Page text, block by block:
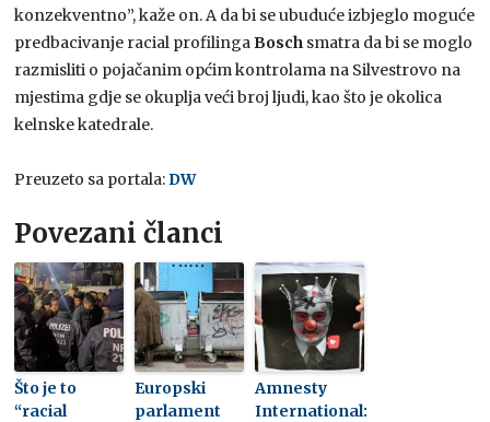
konzekventno”, kaže on. A da bi se ubuduće izbjeglo moguće
predbacivanje racial profilingaBosch smatra da bi se moglo
razmisliti o pojačanim općim kontrolama na Silvestrovo na
mjestima gdje se okuplja veći broj ljudi, kao što je okolica
kelnske katedrale.
Preuzeto sa portala:DW
Povezani članci
Što je to
“racial
Europski
parlament
Amnesty
International: